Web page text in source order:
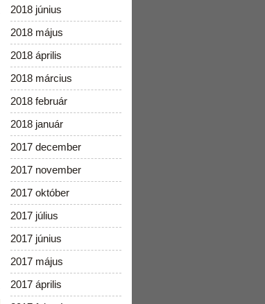
2018 június
2018 május
2018 április
2018 március
2018 február
2018 január
2017 december
2017 november
2017 október
2017 július
2017 június
2017 május
2017 április